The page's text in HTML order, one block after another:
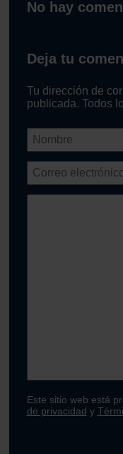
No hay
Deja tu
Tu dirección de
publicada. Todos
Este sitio web está
de privacidad y